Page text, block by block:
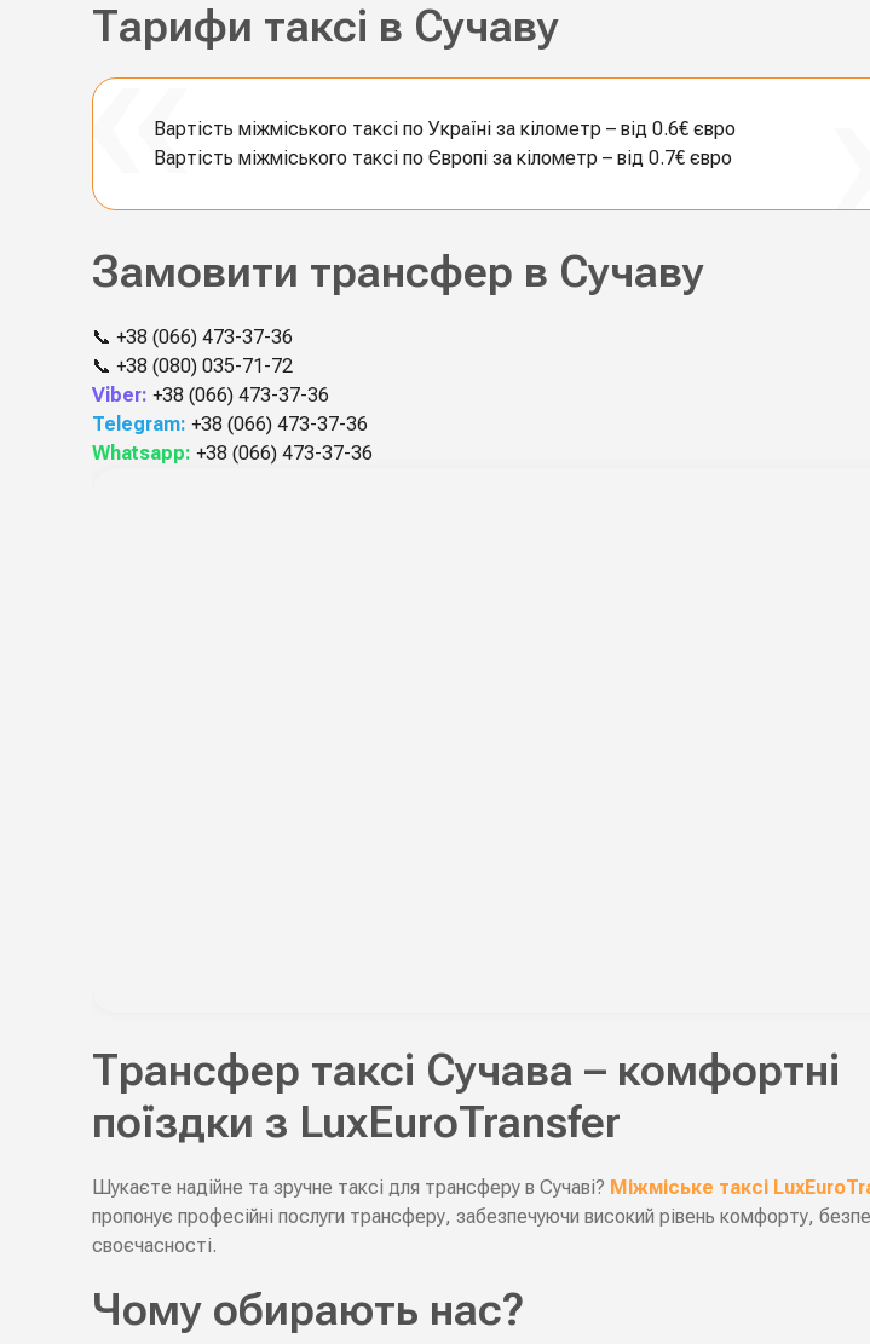
Тарифи таксі в Сучаву
Вартість міжміського таксі по Україні за кілометр – від 0.6€ євро
Вартість міжміського таксі по Європі за кілометр – від 0.7€ євро
Замовити трансфер в Сучаву
📞 +38 (066) 473-37-36
📞 +38 (080) 035-71-72
Viber: +38 (066) 473-37-36
Telegram: +38 (066) 473-37-36
Whatsapp: +38 (066) 473-37-36
Трансфер таксі Сучава – комфортні
поїздки з LuxEuroTransfer
Шукаєте надійне та зручне таксі для трансферу в Сучаві? Міжміське таксі
пропонує професійні послуги трансферу, забезпечуючи високий рівень комфорту,
своєчасності.
Чому обирають нас?